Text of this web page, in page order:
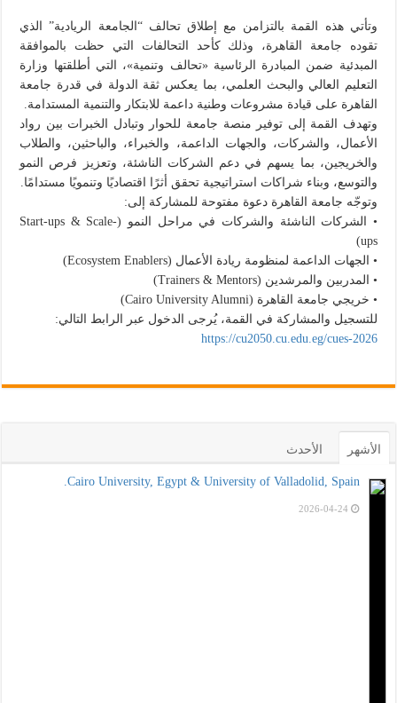
وتأتي هذه القمة بالتزامن مع إطلاق تحالف “الجامعة الريادية” الذي
تقوده جامعة القاهرة، وذلك كأحد التحالفات التي حظت بالموافقة
المبدئية ضمن المبادرة الرئاسية «تحالف وتنمية»، التي أطلقتها وزارة
التعليم العالي والبحث العلمي، بما يعكس ثقة الدولة في قدرة جامعة
القاهرة على قيادة مشروعات وطنية داعمة للابتكار والتنمية المستدامة.
وتهدف القمة إلى توفير منصة جامعة للحوار وتبادل الخبرات بين رواد
الأعمال، والشركات، والجهات الداعمة، والخبراء، والباحثين، والطلاب
والخريجين، بما يسهم في دعم الشركات الناشئة، وتعزيز فرص النمو
والتوسع، وبناء شراكات استراتيجية تحقق أثرًا اقتصاديًا وتنمويًا مستدامًا.
وتوجّه جامعة القاهرة دعوة مفتوحة للمشاركة إلى:
• الشركات الناشئة والشركات في مراحل النمو (Start-ups & Scale-
ups)
• الجهات الداعمة لمنظومة ريادة الأعمال (Ecosystem Enablers)
• المدربين والمرشدين (Trainers & Mentors)
• خريجي جامعة القاهرة (Cairo University Alumni)
للتسجيل والمشاركة في القمة، يُرجى الدخول عبر الرابط التالي:
https://cu2050.cu.edu.eg/cues-2026
الأشهر الأحدث
Cairo University, Egypt & University of Valladolid, Spain.
2026-04-24